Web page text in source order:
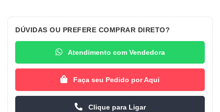
DÚVIDAS OU PREFERE COMPRAR DIRETO?
Atendimento com Vendedora
Faça seu Pedido por Aqui
Clique para Ligar